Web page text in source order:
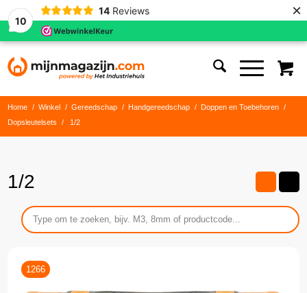
10
14 Reviews ×
Home / Winkel / Gereedschap / Handgereedschap / Doppen en Toebehoren
/
Dopsleutelsets
/ 1/2
1/2
1266